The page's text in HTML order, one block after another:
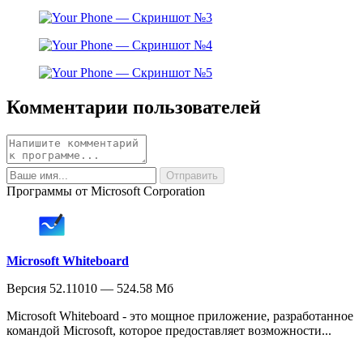
Комментарии пользователей
Программы от Microsoft Corporation
Microsoft Whiteboard
Версия 52.11010 — 524.58 Мб
Microsoft Whiteboard - это мощное приложение, разработанное
командой Microsoft, которое предоставляет возможности...